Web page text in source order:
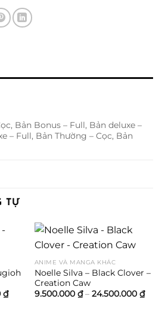
Bản Bonus – Full, Bản deluxe –
– Full, Bản Thường – Cọc, Bản
TỰ
₫Khoảng
giá:
ANIME VÀ MANGA KHÁC
Noelle Silva – Black Clover –
Creation Caw
9.500.000 ₫ – 24.500.000 ₫
giá: